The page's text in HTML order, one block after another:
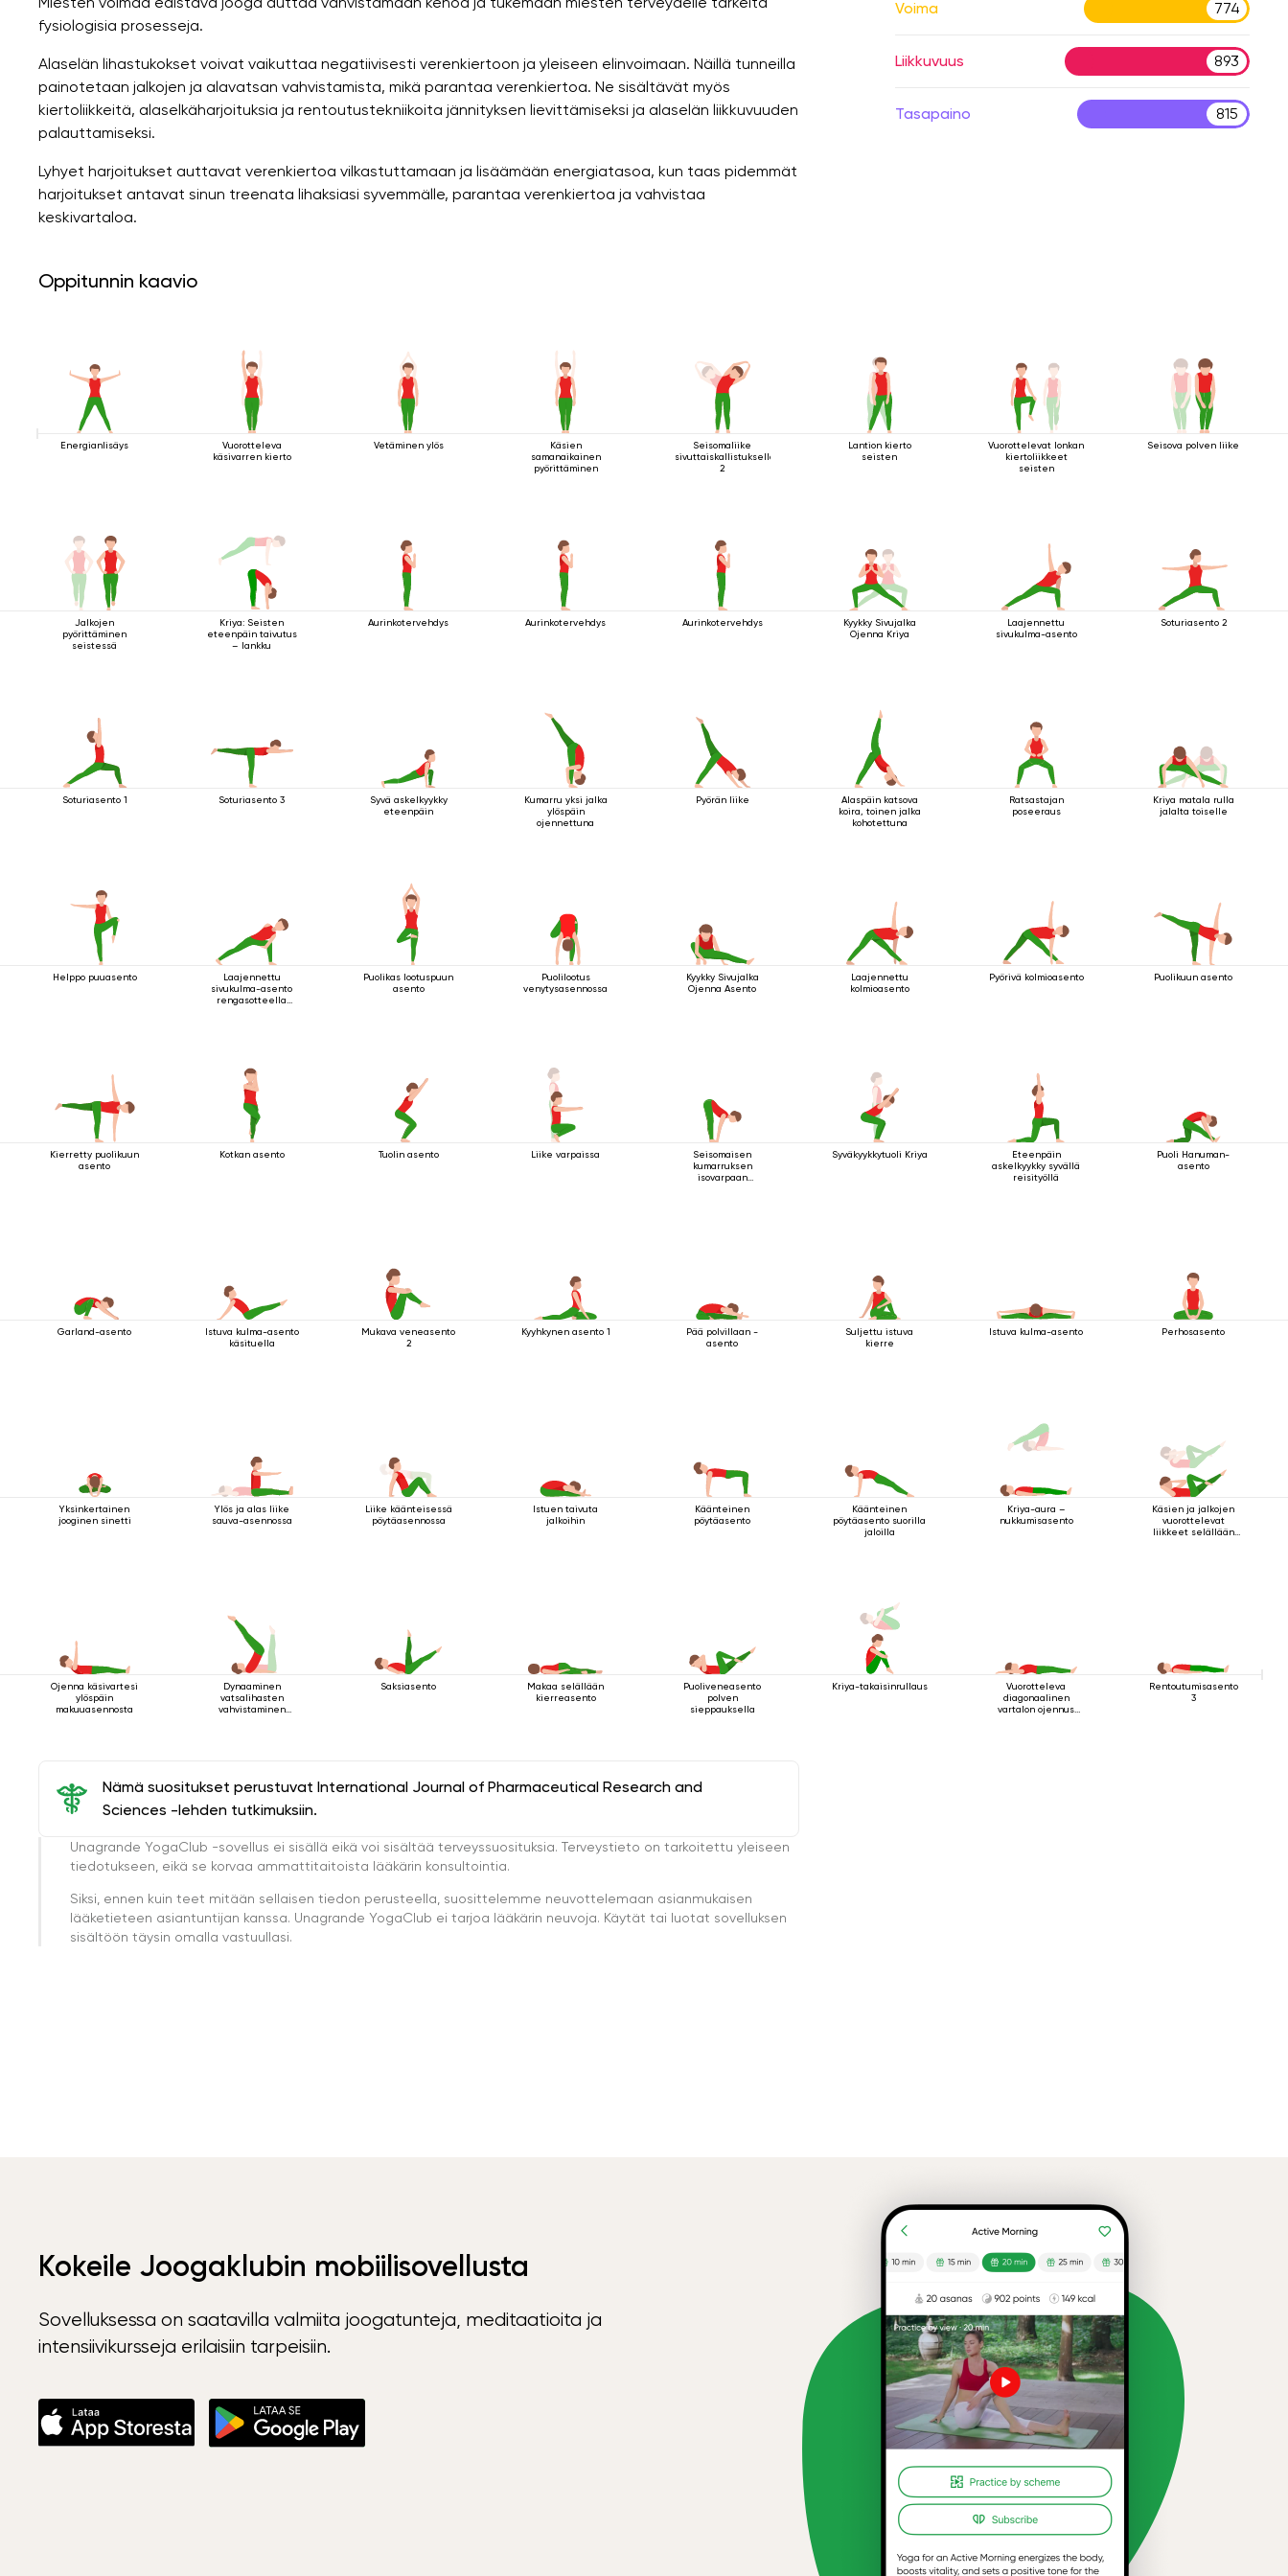
fysiologisia prosesseja.
Alaselän lihastukokset voivat vaikuttaa negatiivisesti verenkiertoon ja yleiseen elinvoimaan. Näillä tunneilla
painotetaan jalkojen ja alavatsan vahvistamista, mikä parantaa verenkiertoa. Ne sisältävät myös
kiertoliikkeitä, alaselkäharjoituksia ja rentoutustekniikoita jännityksen lievittämiseksi ja alaselän liikkuvuuden
palauttamiseksi.
Lyhyet harjoitukset auttavat verenkiertoa vilkastuttamaan ja lisäämään energiatasoa, kun taas pidemmät
harjoitukset antavat sinun treenata lihaksiasi syvemmälle, parantaa verenkiertoa ja vahvistaa
keskivartaloa.
Voima 774
Liikkuvuus 893
Tasapaino 815
Oppitunnin kaavio
Energianlisäys
Vuorotteleva
käsivarren kierto
Vetäminen ylös
Käsien
samanaikainen
pyörittäminen
Seisomaliike
sivuttaiskallistuksella
2
Lantion kierto
seisten
Vuorottelevat lonkan
kiertoliikkeet
seisten
Seisova polven liike
Jalkojen
pyörittäminen
seistessä
Kriya: Seisten
eteenpäin taivutus
– lankku
Aurinkotervehdys Aurinkotervehdys Aurinkotervehdys
Kyykky Sivujalka
Ojenna Kriya
Laajennettu
sivukulma-asento
Soturiasento 2
Soturiasento 1 Soturiasento 3
Syvä askelkyykky
eteenpäin
Kumarru yksi jalka
ylöspäin
ojennettuna
Pyörän liike
Alaspäin katsova
koira, toinen jalka
kohotettuna
Ratsastajan
poseeraus
Kriya matala rulla
jalalta toiselle
Helppo puuasento
Laajennettu
sivukulma-asento
rengasotteella
Puolikas lootuspuun
asento
Puolilootus
venytysasennossa
Kyykky Sivujalka
Ojenna Asento
Laajennettu
kolmioasento
Pyörivä kolmioasento Puolikuun asento
Kierretty puolikuun
asento
Kotkan asento Tuolin asento Liike varpaissa
Seisomaisen
kumarruksen
isovarpaan
Syväkyykkytuoli Kriya
Eteenpäin
askelkyykky syvällä
reisityöllä
Puoli Hanuman-
asento
Garland-asento
Istuva kulma-asento
käsituella
Mukava veneasento
2
Kyyhkynen asento 1
Pää polvillaan -
asento
Suljettu istuva
kierre
Istuva kulma-asento Perhosasento
Yksinkertainen
jooginen sinetti
Ylös ja alas liike
sauva-asennossa
Liike käänteisessä
pöytäasennossa
Istuen taivuta
jalkoihin
Käänteinen
pöytäasento
Käänteinen
pöytäasento suorilla
jaloilla
Kriya-aura –
nukkumisasento
Käsien ja jalkojen
vuorottelevat
liikkeet selällään
Ojenna käsivartesi
ylöspäin
makuuasennosta
Dynaaminen
vatsalihasten
vahvistaminen
Saksiasento
Makaa selällään
kierreasento
Puoliveneasento
polven
sieppauksella
Kriya-takaisinrullaus
Vuorotteleva
diagonaalinen
vartalon ojennus
Rentoutumisasento
3
Nämä suositukset perustuvat International Journal of Pharmaceutical Research and
Sciences -lehden tutkimuksiin.
Unagrande YogaClub -sovellus ei sisällä eikä voi sisältää terveyssuosituksia. Terveystieto on tarkoitettu yleiseen
tiedotukseen, eikä se korvaa ammattitaitoista lääkärin konsultointia.
Siksi, ennen kuin teet mitään sellaisen tiedon perusteella, suosittelemme neuvottelemaan asianmukaisen
lääketieteen asiantuntijan kanssa. Unagrande YogaClub ei tarjoa lääkärin neuvoja. Käytät tai luotat sovelluksen
sisältöön täysin omalla vastuullasi.
Kokeile Joogaklubin mobiilisovellusta
Sovelluksessa on saatavilla valmiita joogatunteja, meditaatioita ja
intensiivikursseja erilaisiin tarpeisiin.